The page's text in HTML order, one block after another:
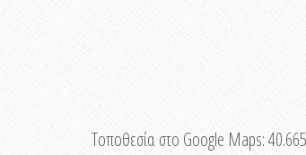
Τοποθεσία στο Google Maps: